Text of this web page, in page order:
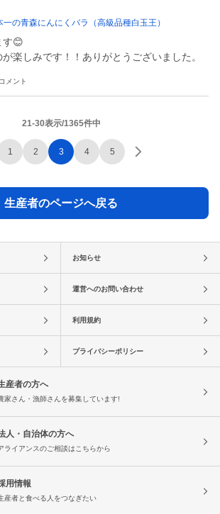
一の青森にんにくバラ（高級品種白玉王）
す😊
楽しみです！！ありがとうございました。
コメント
21-30表示/1365件中
1 2 3 4 5
生産者のページへ戻る
お知らせ
運営へのお問い合わせ
利用規約
プライバシーポリシー
産者の方へ
家さん・漁師さんを募集しています!
人・自治体の方へ
ライアンスのご相談はこちらから
用情報
産者と食べる人をつなぎたい